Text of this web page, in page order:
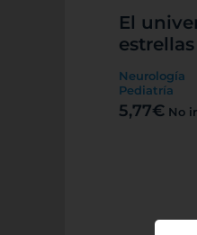
El
Neurología
Pediatría
5,77€ No